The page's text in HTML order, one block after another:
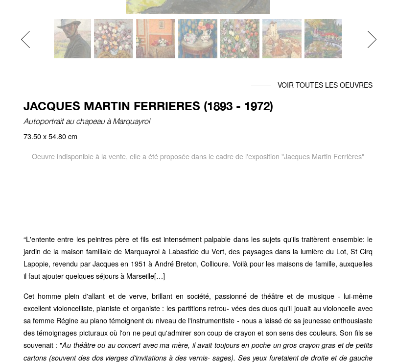
Previous
Next
VOIR TOUTES LES OEUVRES
JACQUES MARTIN FERRIERES (1893 - 1972)
Autoportrait au chapeau à Marquayrol
73.50 x 54.80 cm
Oeuvre indisponible à la vente, elle a été proposée dans le cadre de l'exposition "Jacques Martin Ferrières"
“L'entente entre les peintres père et fils est intensément palpable dans les sujets qu'ils traitèrent ensemble: le
jardin de la maison familiale de Marquayrol à Labastide du Vert, des paysages dans la lumière du Lot, St Cirq
Lapopie, revendu par Jacques en 1951 à André Breton, Collioure. Voilà pour les maisons de famille, auxquelles
il faut ajouter quelques séjours à Marseille[…]
Cet homme plein d'allant et de verve, brillant en société, passionné de théâtre et de musique - lui-même
excellent violoncelliste, pianiste et organiste : les partitions retrou- vées des duos qu'il jouait au violoncelle avec
sa femme Régine au piano témoignent du niveau de l'instrumentiste - nous a laissé de sa jeunesse enthousiaste
des témoignages picturaux où l'on ne peut qu'admirer son coup de crayon et son sens des couleurs. Son fils se
souvenait : "Au théâtre ou au concert avec ma mère, il avait toujours en poche un gros crayon gras et de petits
cartons (souvent des dos vierges d'invitations à des vernis- sages). Ses yeux furetaient de droite et de gauche